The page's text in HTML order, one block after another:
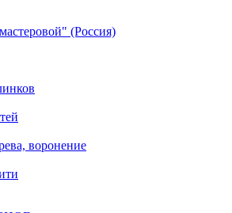
(Россия)
воронение